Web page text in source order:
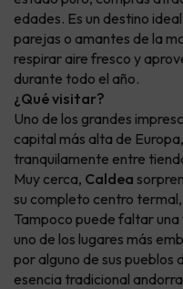
edades. Es un destino
parejas o amantes de la
respirar aire fresco y
durante todo el año.
¿Qué visitar?
Uno de los grandes
capital más alta de
tranquilamente entre
Muy cerca, Caldea
su completo centro
Tampoco puede faltar una
uno de los lugares más
por alguno de sus pueblos
esencia tradicional